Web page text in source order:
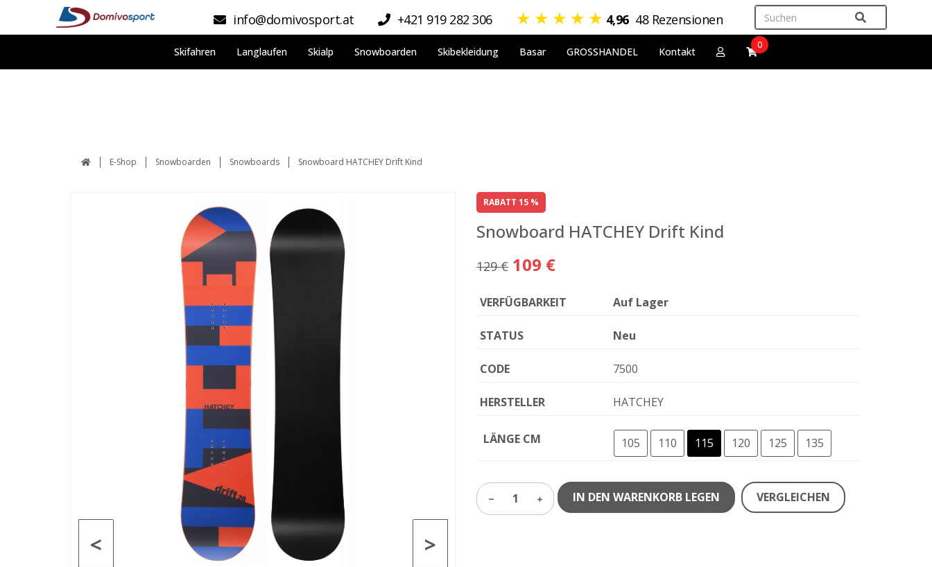
info@domivosport.at +421 919 282 306 ★ ★ ★ ★ ★ 4,96 48 Rezensionen
Skifahren Langlaufen Skialp Snowboarden Skibekleidung Basar GROSSHANDEL Kontakt
0
E-Shop Snowboarden Snowboards Snowboard HATCHEY Drift Kind
>
<
RABATT 15 %
Snowboard HATCHEY Drift Kind
129 € 109 €
VERFÜGBARKEIT Auf Lager
STATUS Neu
CODE 7500
HERSTELLER HATCHEY
LÄNGE CM 105 110 115 120 125 135
1 IN DEN WARENKORB LEGEN VERGLEICHEN